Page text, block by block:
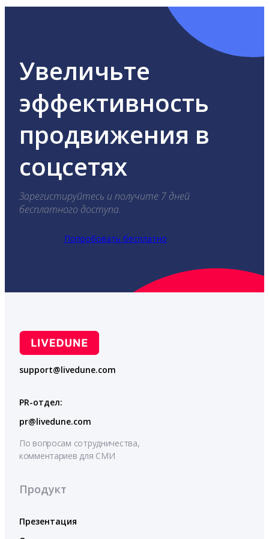
Увеличьте
эффективность
продвижения в
соцсетях
Зарегистируйтесь и получите 7 дней
бесплатного доступа.
Попробовать бесплатно
support@livedune.com
PR-отдел:
pr@livedune.com
По вопросам сотрудничества,
комментариев для СМИ
Продукт
Презентация